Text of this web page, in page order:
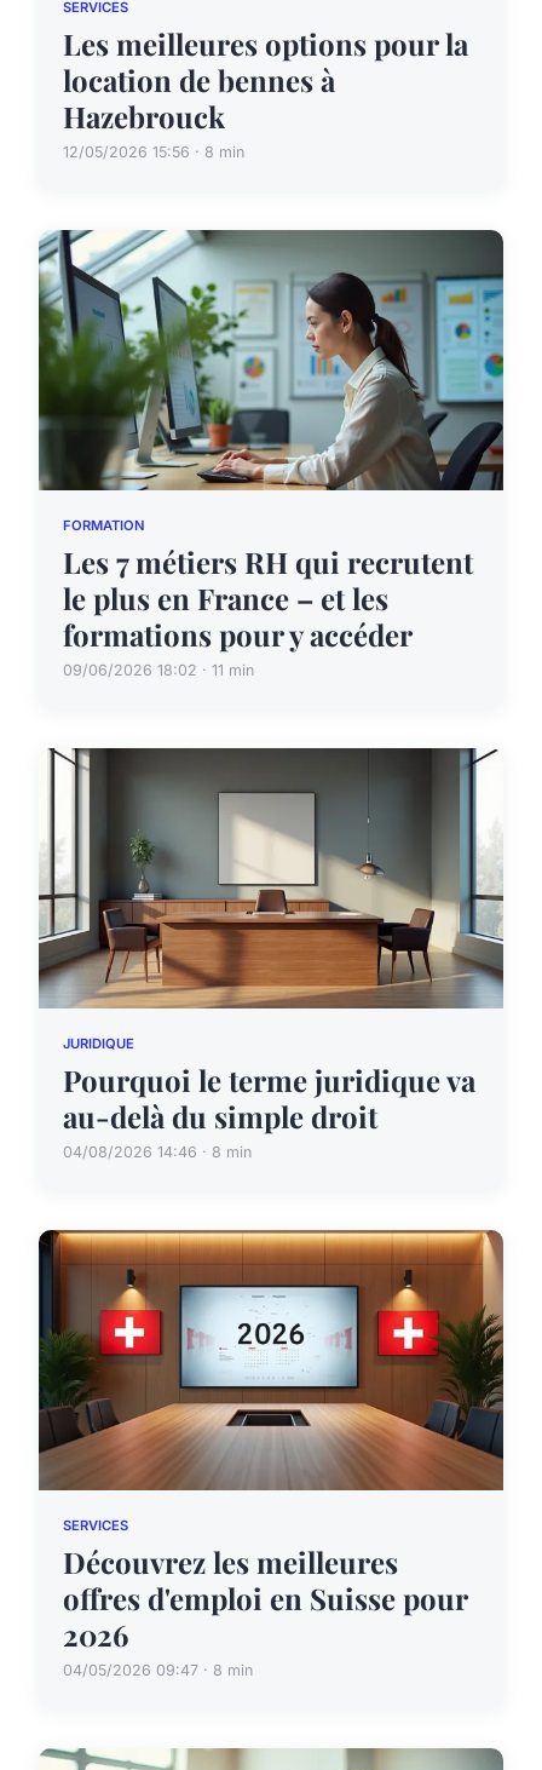
SERVICES
Les meilleures options pour la
location de bennes à
Hazebrouck
12/05/2026 15:56 · 8 min
FORMATION
Les 7 métiers RH qui recrutent
le plus en France – et les
formations pour y accéder
09/06/2026 18:02 · 11 min
JURIDIQUE
Pourquoi le terme juridique va
au-delà du simple droit
04/08/2026 14:46 · 8 min
SERVICES
Découvrez les meilleures
offres d'emploi en Suisse pour
2026
04/05/2026 09:47 · 8 min